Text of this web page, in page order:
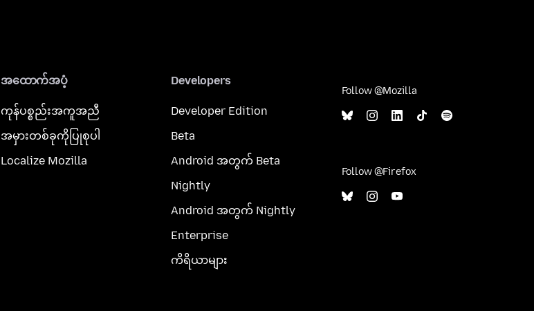
အထောက်အပံ့
ကုန်ပစ္စည်းအကူအညီ
အမှားတစ်ခုကိုပြုစုပါ
Localize Mozilla
Developers
Developer Edition
Beta
Android အတွက် Beta
Nightly
Android အတွက် Nightly
Enterprise
ကိရိယာများ
Follow @Mozilla
Follow @Firefox